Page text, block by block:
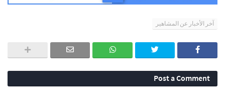
آخر الأخبار عن المشاهير
Post a Comment